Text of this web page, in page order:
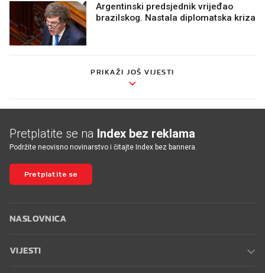
Argentinski predsjednik vrijeđao
brazilskog. Nastala diplomatska kriza
PRIKAŽI JOŠ VIJESTI
Pretplatite se na Index bez reklama
Podržite neovisno novinarstvo i čitajte Index bez bannera.
Pretplatite se
NASLOVNICA
VIJESTI